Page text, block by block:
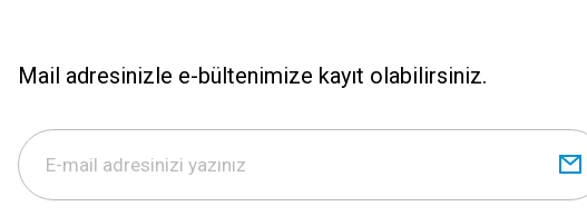
Mail adresinizle e-bültenimize kayıt olabilirsiniz.